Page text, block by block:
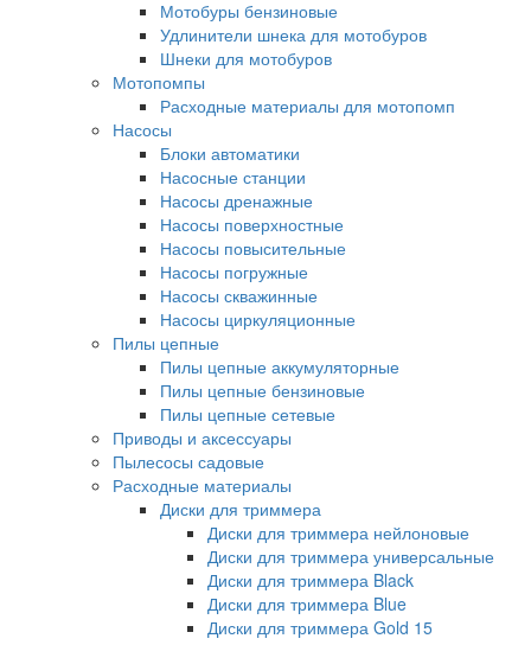
Мотобуры бензиновые
Удлинители шнека для мотобуров
Шнеки для мотобуров
Мотопомпы
Расходные материалы для мотопомп
Насосы
Блоки автоматики
Насосные станции
Насосы дренажные
Насосы поверхностные
Насосы повысительные
Насосы погружные
Насосы скважинные
Насосы циркуляционные
Пилы цепные
Пилы цепные аккумуляторные
Пилы цепные бензиновые
Пилы цепные сетевые
Приводы и аксессуары
Пылесосы садовые
Расходные материалы
Диски для триммера
Диски для триммера нейлоновые
Диски для триммера универсальные
Диски для триммера Black
Диски для триммера Blue
Диски для триммера Gold 15